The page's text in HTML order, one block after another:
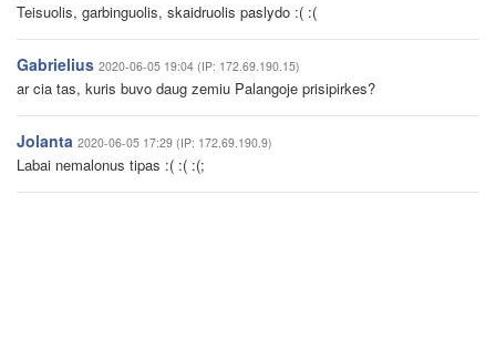
Teisuolis, garbinguolis, skaidruolis paslydo :( :(
Gabrielius 2020-06-05 19:04 (IP: 172.69.190.15)
ar cia tas, kuris buvo daug zemiu Palangoje prisipirkes?
Jolanta 2020-06-05 17:29 (IP: 172.69.190.9)
Labai nemalonus tipas :( :( :(;